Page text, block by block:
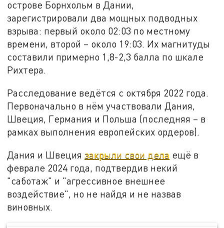
острове Борнхольм в Дании,
зарегистрировали два мощных подводных
взрыва: первый около 02:03 по местному
времени, второй – около 19:03. Их магнитуды
составили примерно 1,8-2,3 балла по шкале
Рихтера.
Расследование ведётся с октября 2022 года.
Первоначально в нём участвовали Дания,
Швеция, Германия и Польша (последняя – в
рамках выполнения европейских ордеров).
Дания и Швециязакрыли свои дела ещё в
феврале 2024 года, подтвердив некий
"саботаж" и "агрессивное внешнее
воздействие", но не найдя и не назвав
виновных.